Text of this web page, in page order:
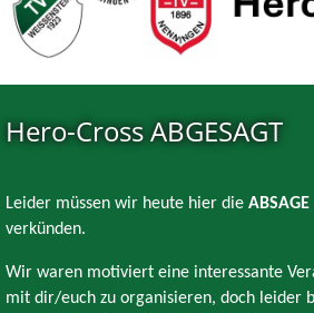
Hero-Cross ABGESAGT
Leider müssen wir heute hier die ABSAGE
verkünden.
Wir waren motiviert eine interessante
mit dir/euch zu organisieren, doch leider